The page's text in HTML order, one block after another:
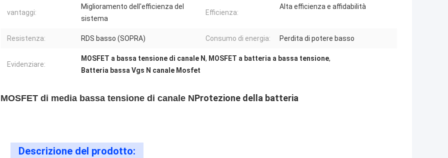
vantaggi:
Miglioramento dell'efficienza del
sistema
Efficienza:
Alta efficienza e affidabilità
Resistenza: RDS basso (SOPRA) Consumo di energia: Perdita di potere basso
Evidenziare:
MOSFET a bassa tensione di canale N, MOSFET a batteria a bassa tensione,
Batteria bassa Vgs N canale Mosfet
MOSFET di media bassa tensione di canale NProtezione della batteria
Descrizione del prodotto: